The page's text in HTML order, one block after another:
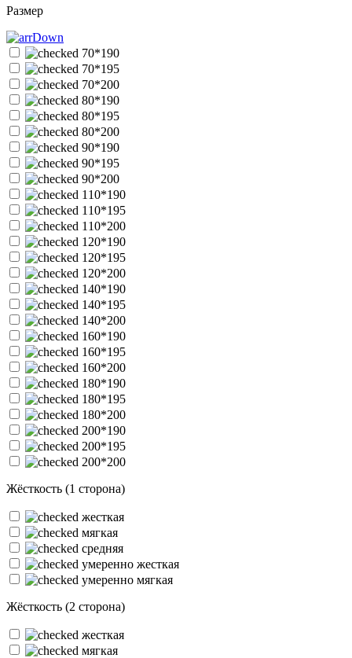
Размер
70*190
70*195
70*200
80*190
80*195
80*200
90*190
90*195
90*200
110*190
110*195
110*200
120*190
120*195
120*200
140*190
140*195
140*200
160*190
160*195
160*200
180*190
180*195
180*200
200*190
200*195
200*200
Жёсткость (1 сторона)
жесткая
мягкая
средняя
умеренно жесткая
умеренно мягкая
Жёсткость (2 сторона)
жесткая
мягкая